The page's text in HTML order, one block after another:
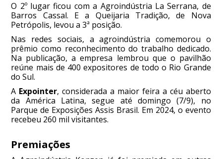
O 2º lugar ficou com a Agroindústria La Serrana, de
Barros Cassal. E a Queijaria Tradição, de Nova
Petrópolis, levou a 3ª posição.
Nas redes sociais, a agroindústria comemorou o
prêmio como reconhecimento do trabalho dedicado.
Na publicação, a empresa lembrou que o pavilhão
reúne mais de 400 expositores de todo o Rio Grande
do Sul.
A Expointer, considerada a maior feira a céu aberto
da América Latina, segue até domingo (7/9), no
Parque de Exposições Assis Brasil. Em 2024, o evento
recebeu 260 mil visitantes.
Premiações